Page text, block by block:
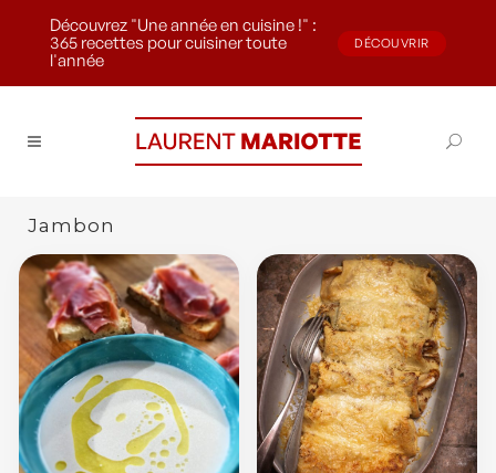
Découvrez "Une année en cuisine !" :
365 recettes pour cuisiner toute
l'année
DÉCOUVRIR
Jambon